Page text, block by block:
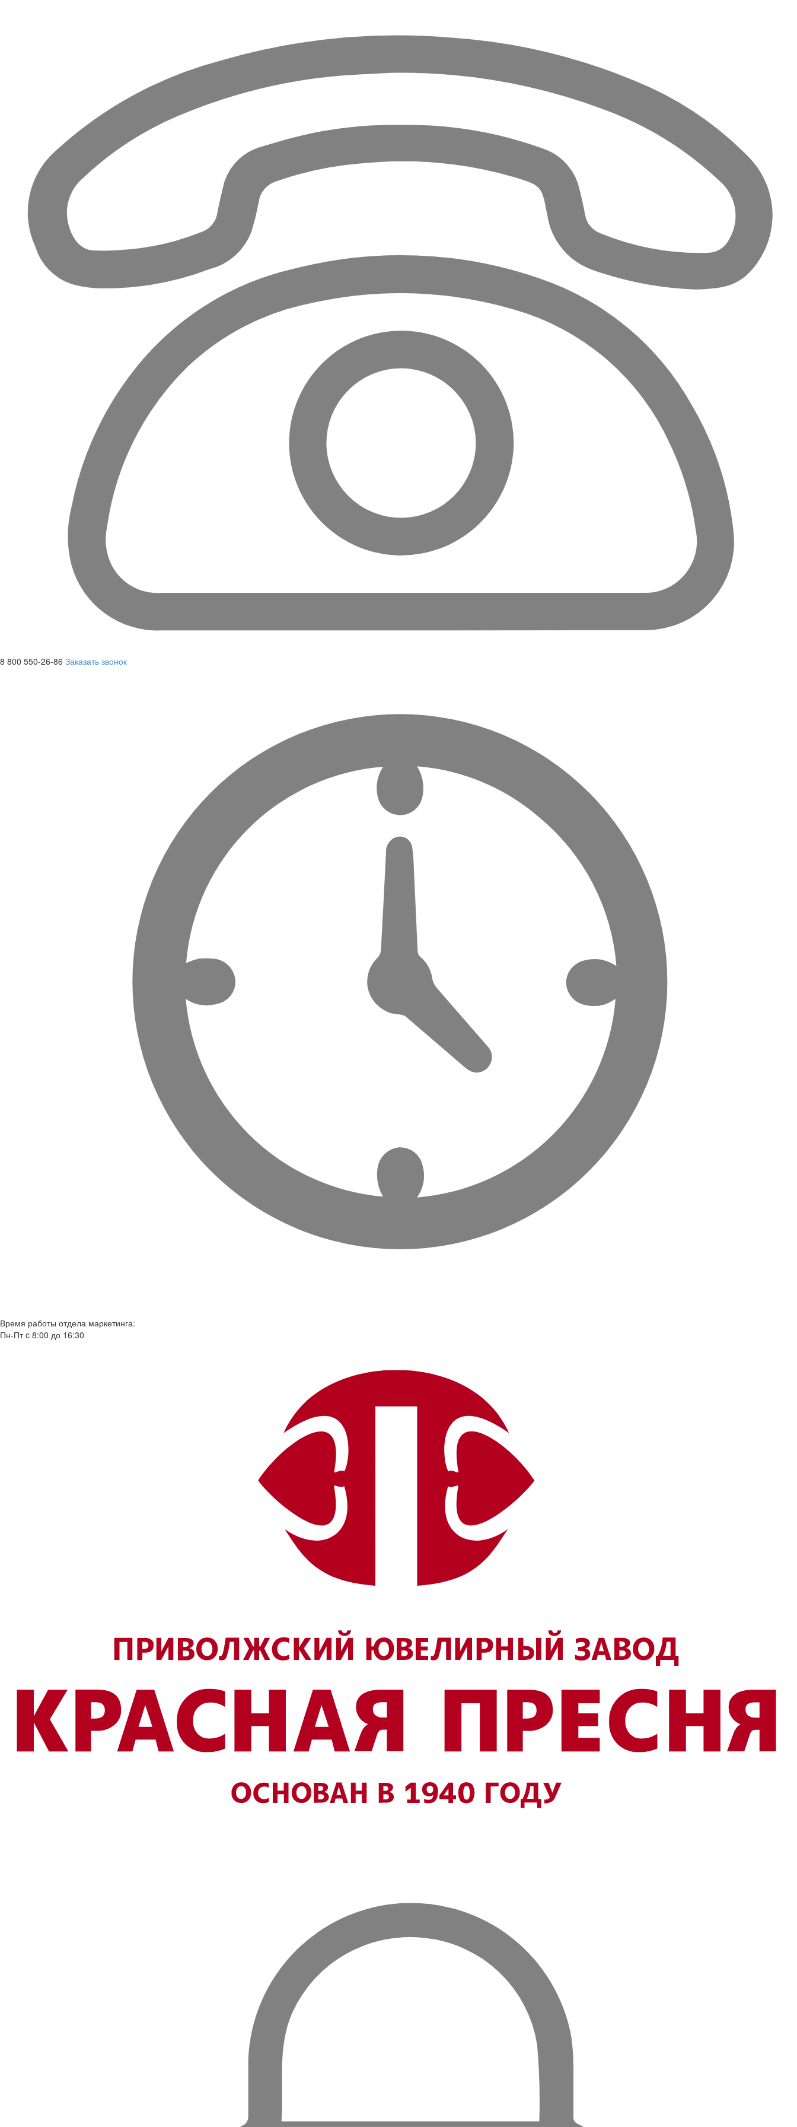
8 800 550-26-86 Заказать звонок
Время работы отдела маркетинга:
Пн-Пт c 8:00 до 16:30